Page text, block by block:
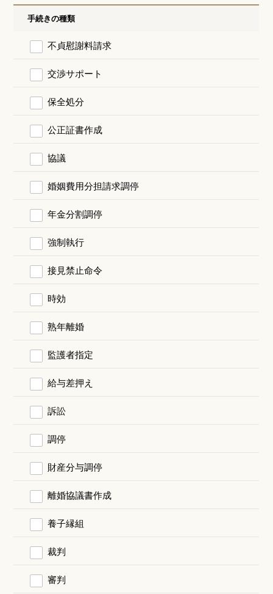
手続きの種類
不貞慰謝料請求
交渉サポート
保全処分
公正証書作成
協議
婚姻費用分担請求調停
年金分割調停
強制執行
接見禁止命令
時効
熟年離婚
監護者指定
給与差押え
訴訟
調停
財産分与調停
離婚協議書作成
養子縁組
裁判
審判